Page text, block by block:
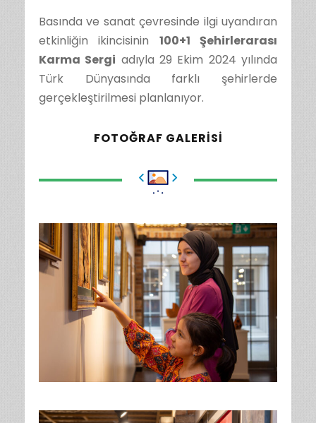
Basında ve sanat çevresinde ilgi uyandıran
etkinliğin ikincisinin 100+1 Şehirlerarası
Karma Sergi adıyla 29 Ekim 2024 yılında
Türk Dünyasında farklı şehirlerde
gerçekleştirilmesi planlanıyor.
FOTOĞRAF GALERISI